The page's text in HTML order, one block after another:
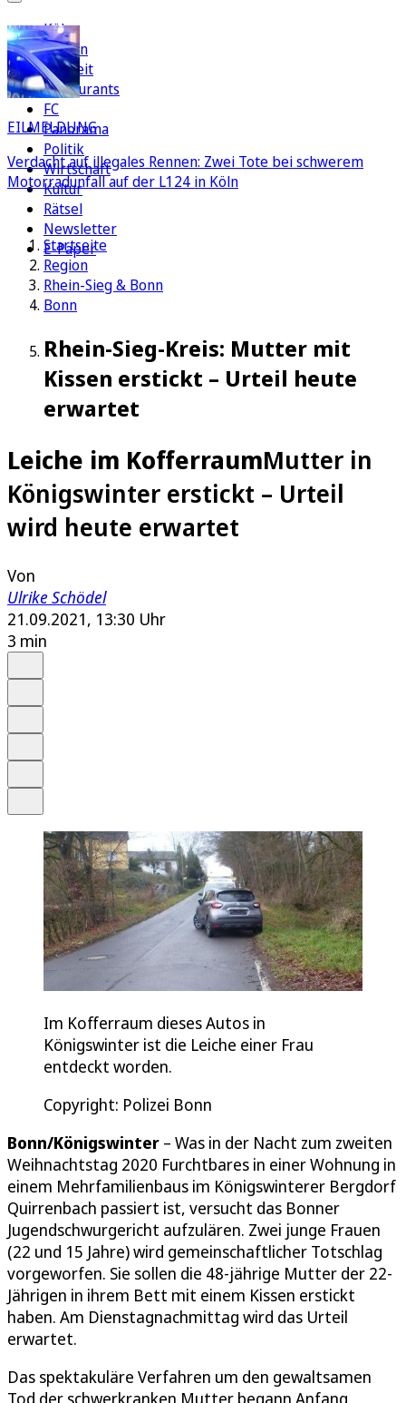
Köln
Region
Freizeit
Restaurants
FC
Panorama
Politik
Wirtschaft
Kultur
Rätsel
Newsletter
E-Paper
EILMELDUNG
Verdacht auf illegales Rennen: Zwei Tote bei schwerem
Motorradunfall auf der L124 in Köln
Startseite
Region
Rhein-Sieg & Bonn
Bonn
Rhein-Sieg-Kreis: Mutter mit
Kissen erstickt – Urteil heute
erwartet
Leiche im KofferraumMutter in
Königswinter erstickt – Urteil
wird heute erwartet
Von
Ulrike Schödel
21.09.2021, 13:30 Uhr
3 min
Im Kofferraum dieses Autos in
Königswinter ist die Leiche einer Frau
entdeckt worden.
Copyright: Polizei Bonn
Bonn/Königswinter – Was in der Nacht zum zweiten
Weihnachtstag 2020 Furchtbares in einer Wohnung in
einem Mehrfamilienbaus im Königswinterer Bergdorf
Quirrenbach passiert ist, versucht das Bonner
Jugendschwurgericht aufzulären. Zwei junge Frauen
(22 und 15 Jahre) wird gemeinschaftlicher Totschlag
vorgeworfen. Sie sollen die 48-jährige Mutter der 22-
Jährigen in ihrem Bett mit einem Kissen erstickt
haben. Am Dienstagnachmittag wird das Urteil
erwartet.
Das spektakuläre Verfahren um den gewaltsamen
Tod der schwerkranken Mutter begann Anfang